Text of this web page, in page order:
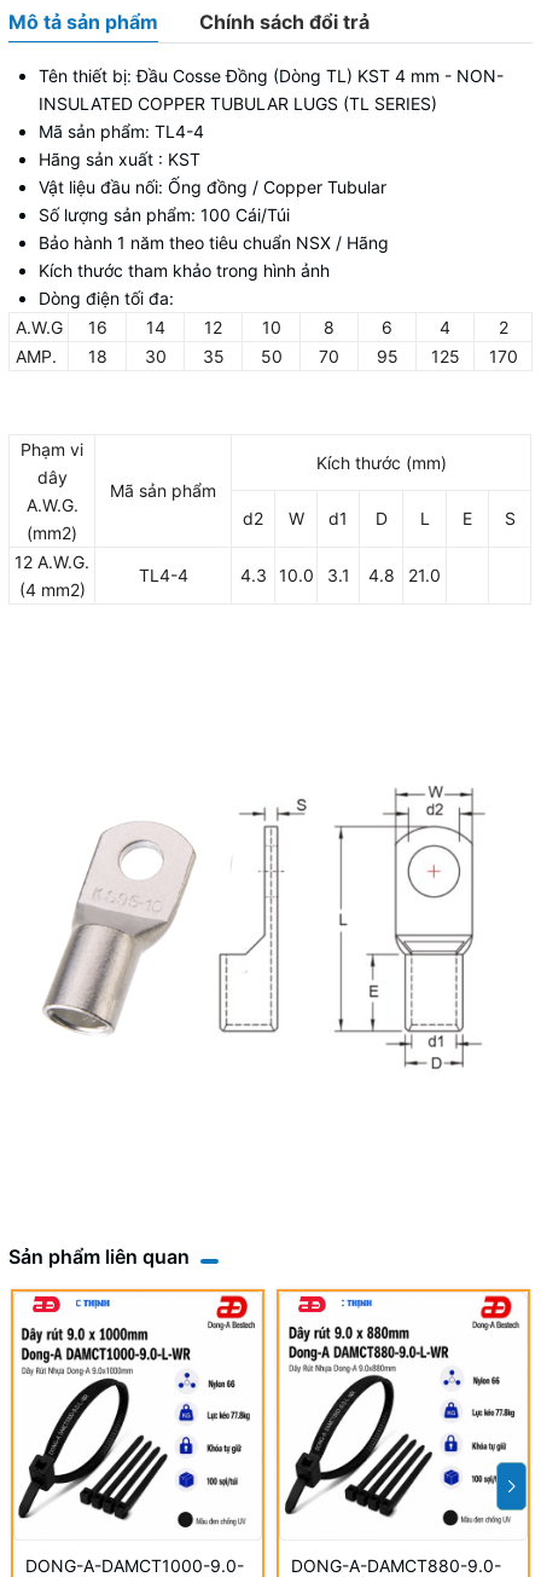
Mô tả sản phẩm Chính sách đổi trả
Tên thiết bị: Đầu Cosse Đồng (Dòng TL) KST 4 mm - NON-
INSULATED COPPER TUBULAR LUGS (TL SERIES)
Mã sản phẩm: TL4-4
Hãng sản xuất : KST
Vật liệu đầu nối: Ống đồng / Copper Tubular
Số lượng sản phẩm: 100 Cái/Túi
Bảo hành 1 năm theo tiêu chuẩn NSX / Hãng
Kích thước tham khảo trong hình ảnh
Dòng điện tối đa:
A.W.G
16 14 12 10 8 6 4
2
AMP.
18 30 35 50 70 95 125 170
Phạm vi
dây
A.W.G.
(mm2)
Mã sản phẩm
Kích thước (mm)
d2 W d1 D L E S
12 A.W.G.
(4 mm2)
TL4-4 4.3 10.0 3.1 4.8 21.0
Sản phẩm liên quan
DONG-A-DAMCT1000-9.0-
DONG-A-DAMCT880-9.0-